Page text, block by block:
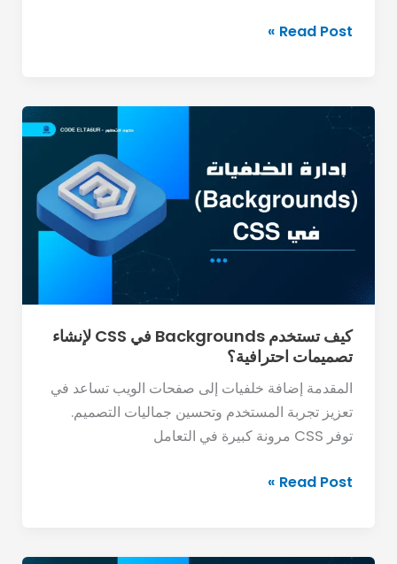
Read Post »
كيف تستخدم Backgrounds في CSS لإنشاء
تصميمات احترافية؟
المقدمة إضافة خلفيات إلى صفحات الويب تساعد في
تعزيز تجربة المستخدم وتحسين جماليات التصميم.
توفر CSS مرونة كبيرة في التعامل
كيف
Backgrounds
في
CSS
لإنشاء
Read Post »